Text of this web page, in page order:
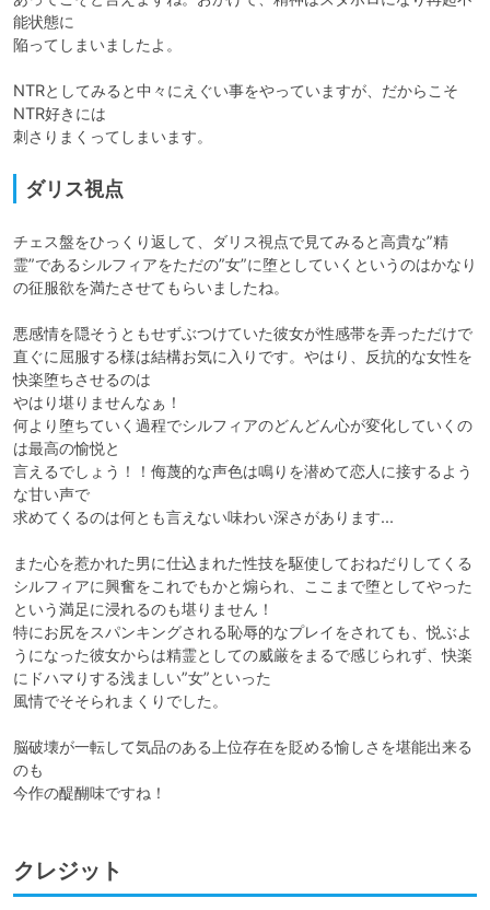
能状態に
陥ってしまいましたよ。
NTRとしてみると中々にえぐい事をやっていますが、だからこそ
NTR好きには
刺さりまくってしまいます。
ダリス視点
チェス盤をひっくり返して、ダリス視点で見てみると高貴な”精
霊”であるシルフィアをただの”女”に堕としていくというのはかなり
の征服欲を満たさせてもらいましたね。
悪感情を隠そうともせずぶつけていた彼女が性感帯を弄っただけで
直ぐに屈服する様は結構お気に入りです。やはり、反抗的な女性を
快楽堕ちさせるのは
やはり堪りませんなぁ！
何より堕ちていく過程でシルフィアのどんどん心が変化していくの
は最高の愉悦と
言えるでしょう！！侮蔑的な声色は鳴りを潜めて恋人に接するよう
な甘い声で
求めてくるのは何とも言えない味わい深さがあります...
また心を惹かれた男に仕込まれた性技を駆使しておねだりしてくる
シルフィアに興奮をこれでもかと煽られ、ここまで堕としてやった
という満足に浸れるのも堪りません！
特にお尻をスパンキングされる恥辱的なプレイをされても、悦ぶよ
うになった彼女からは精霊としての威厳をまるで感じられず、快楽
にドハマりする浅ましい”女”といった
風情でそそられまくりでした。
脳破壊が一転して気品のある上位存在を貶める愉しさを堪能出来る
のも
今作の醍醐味ですね！
クレジット